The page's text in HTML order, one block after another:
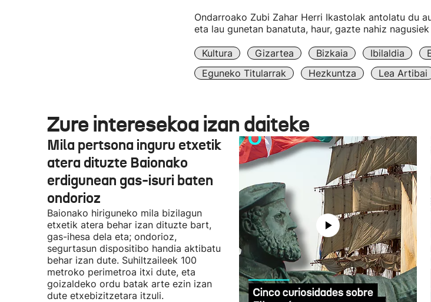
Ondarroako Zubi Zahar Herri Ikastolak antolatu du
eta lau gunetan banatuta, haur, gazte nahiz
Kultura Gizartea Bizkaia Ibilaldia
Eguneko Titularrak
Hezkuntza Lea Artibai
Zure interesekoa izan daiteke
Mila pertsona inguru etxetik
atera dituzte Baionako
erdigunean gas-isuri baten
ondorioz
Baionako hiriguneko mila bizilagun
etxetik atera behar izan dituzte bart,
gas-ihesa dela eta; ondorioz,
segurtasun dispositibo handia aktibatu
behar izan dute. Suhiltzaileek 100
metroko perimetroa itxi dute, eta
goizaldeko ordu batak arte ezin izan
dute etxebizitzetara itzuli.